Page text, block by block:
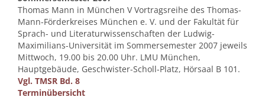
Thomas Mann in München V Vortragsreihe des Thomas-
Mann-Förderkreises München e. V. und der Fakultät für
Sprach- und Literaturwissenschaften der Ludwig-
Maximilians-Universität im Sommersemester 2007 jeweils
Mittwoch, 19.00 bis 20.00 Uhr. LMU München,
Hauptgebäude, Geschwister-Scholl-Platz, Hörsaal B 101.
Vgl. TMSR Bd. 8
Terminübersicht